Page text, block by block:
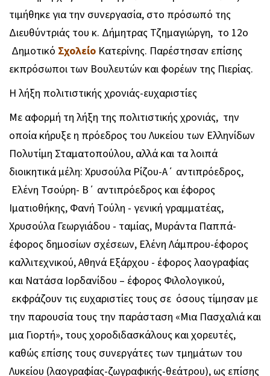
τιμήθηκε για την συνεργασία, στο πρόσωπό της
Διευθύντριάς του κ. Δήμητρας Τζημαγιώργη, το 12ο
Δημοτικό Σχολείο Κατερίνης. Παρέστησαν επίσης
εκπρόσωποι των Βουλευτών και φορέων της Πιερίας.
Η λήξη πολιτιστικής χρονιάς-ευχαριστίες
Με αφορμή τη λήξη της πολιτιστικής χρονιάς, την
οποία κήρυξε η πρόεδρος του Λυκείου των Ελληνίδων
Πολυτίμη Σταματοπούλου, αλλά και τα λοιπά
διοικητικά μέλη: Χρυσούλα Ρίζου-Α΄ αντιπρόεδρος,
Ελένη Τσούρη- Β΄ αντιπρόεδρος και έφορος
Ιματιοθήκης, Φανή Τούλη - γενική γραμματέας,
Χρυσούλα Γεωργιάδου - ταμίας, Μυράντα Παππά-
έφορος δημοσίων σχέσεων, Ελένη Λάμπρου-έφορος
καλλιτεχνικού, Αθηνά Εξάρχου - έφορος λαογραφίας
και Νατάσα Ιορδανίδου – έφορος Φιλολογικού,
εκφράζουν τις ευχαριστίες τους σε όσους τίμησαν με
την παρουσία τους την παράσταση «Μια Πασχαλιά και
μια Γιορτή», τους χοροδιδασκάλους και χορευτές,
καθώς επίσης τους συνεργάτες των τμημάτων του
Λυκείου (λαογραφίας-ζωγραφικής-θεάτρου), ως επίσης